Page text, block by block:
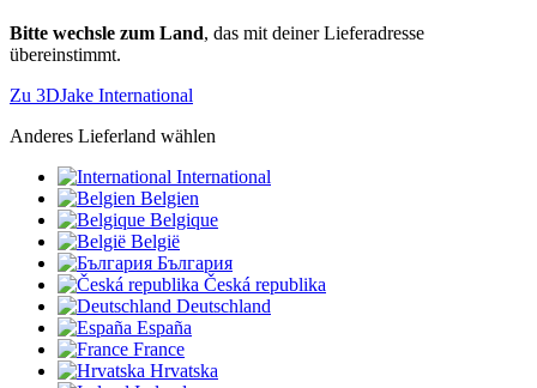
Bitte wechsle zum Land, das mit deiner Lieferadresse
übereinstimmt.
Zu 3DJake International
Anderes Lieferland wählen
International
Belgien
Belgique
België
България
Česká republika
Deutschland
España
France
Hrvatska